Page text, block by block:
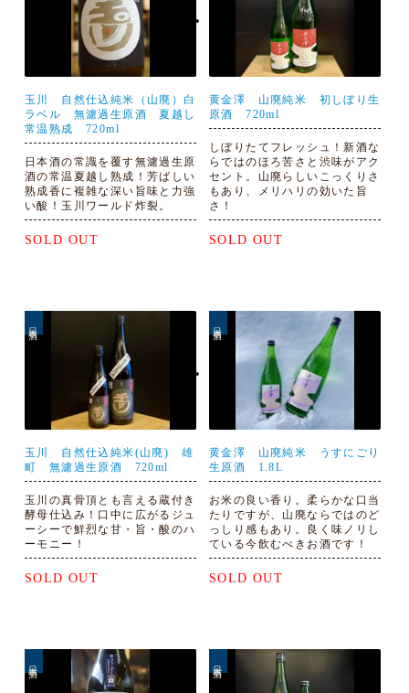
玉川 自然仕込純米（山廃）白
ラベル 無濾過生原酒 夏越し
常温熟成 720ml
日本酒の常識を覆す無濾過生原
酒の常温夏越し熟成！芳ばしい
熟成香に複雑な深い旨味と力強
い酸！玉川ワールド炸裂。
SOLD OUT
黄金澤 山廃純米 初しぼり生
原酒 720ml
しぼりたてフレッシュ！新酒な
らではのほろ苦さと渋味がアク
セント。山廃らしいこっくりさ
もあり、メリハリの効いた旨
さ！
SOLD OUT
玉川 自然仕込純米(山廃) 雄
町 無濾過生原酒 720ml
玉川の真骨頂とも言える蔵付き
酵母仕込み！口中に広がるジュ
ーシーで鮮烈な甘・旨・酸のハ
ーモニー！
SOLD OUT
黄金澤 山廃純米 うすにごり
生原酒 1.8L
お米の良い香り。柔らかな口当
たりですが、山廃ならではのど
っしり感もあり。良く味ノリし
ている今飲むべきお酒です！
SOLD OUT